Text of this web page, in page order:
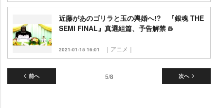
近藤があのゴリラと玉の輿婚へ!? 『銀魂 THE
SEMI FINAL』真選組篇、予告解禁
2021-01-15 16:01 ｜アニメ｜
前へ 次へ
5/8